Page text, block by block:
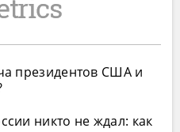
президентов США и
никто не ждал: как